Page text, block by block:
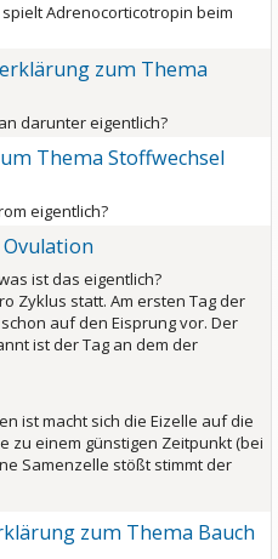
Adrenocorticotropin beim
zum Thema
darunter eigentlich?
Thema Stoffwechsel
eigentlich?
ist das eigentlich?
Zyklus statt. Am ersten Tag der
auf den Eisprung vor. Der
ist der Tag an dem der
ist macht sich die Eizelle auf die
zu einem günstigen Zeitpunkt (bei
Samenzelle stößt stimmt der
zum Thema Bauch